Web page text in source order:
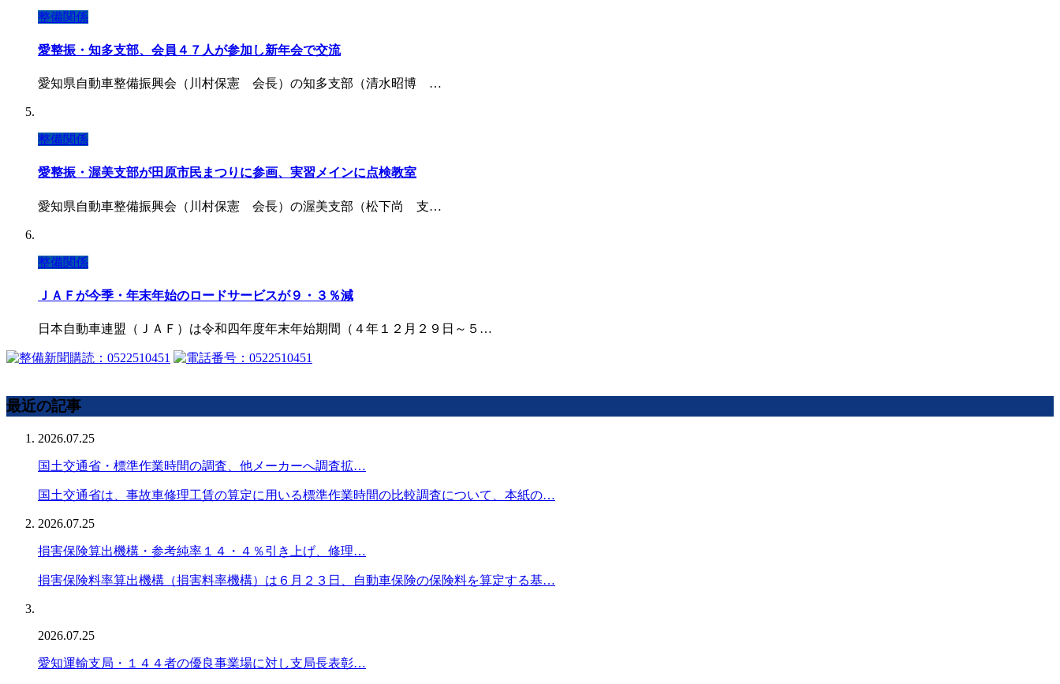
整備関係
愛整振・知多支部、会員４７人が参加し新年会で交流
愛知県自動車整備振興会（川村保憲 会長）の知多支部（清水昭博 …
整備関係
愛整振・渥美支部が田原市民まつりに参画、実習メインに点検教室
愛知県自動車整備振興会（川村保憲 会長）の渥美支部（松下尚 支…
整備関係
ＪＡＦが今季・年末年始のロードサービスが９・３％減
日本自動車連盟（ＪＡＦ）は令和四年度年末年始期間（４年１２月２９日～５…
最近の記事
2026.07.25
国土交通省・標準作業時間の調査、他メーカーへ調査拡…
国土交通省は、事故車修理工賃の算定に用いる標準作業時間の比較調査について、本紙の…
2026.07.25
損害保険算出機構・参考純率１４・４％引き上げ、修理…
損害保険料率算出機構（損害料率機構）は６月２３日、自動車保険の保険料を算定する基…
2026.07.25
愛知運輸支局・１４４者の優良事業場に対し支局長表彰…